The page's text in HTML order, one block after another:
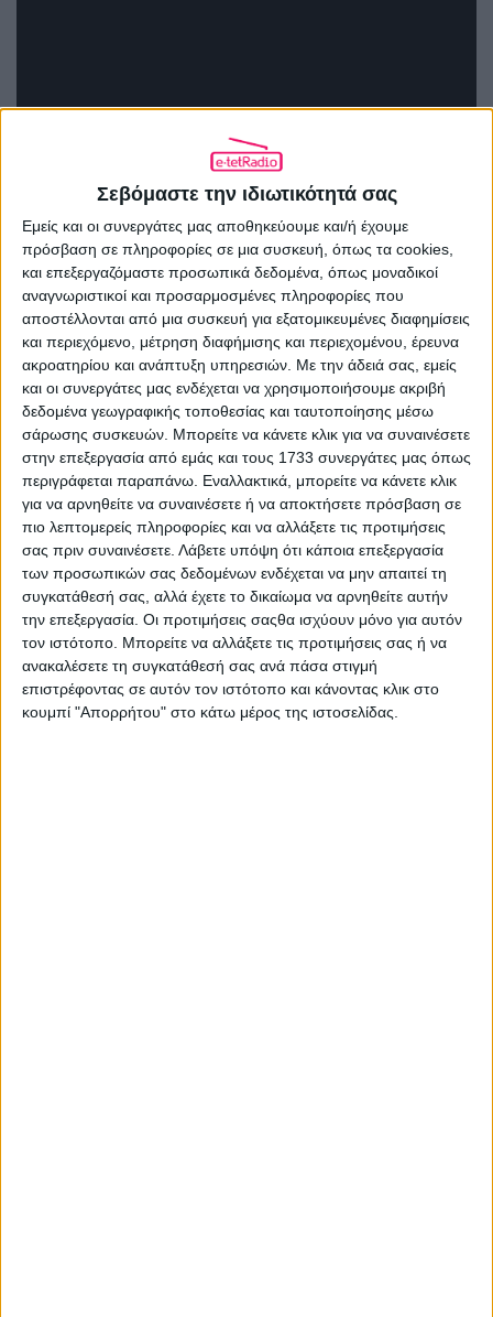
Σεβόμαστε την ιδιωτικότητά σας
Εμείς και οι συνεργάτες μας αποθηκεύουμε και/ή έχουμε
πρόσβαση σε πληροφορίες σε μια συσκευή, όπως τα cookies,
και επεξεργαζόμαστε προσωπικά δεδομένα, όπως μοναδικοί
αναγνωριστικοί και προσαρμοσμένες πληροφορίες που
αποστέλλονται από μια συσκευή για εξατομικευμένες διαφημίσεις
και περιεχόμενο, μέτρηση διαφήμισης και περιεχομένου, έρευνα
ακροατηρίου και ανάπτυξη υπηρεσιών. Με την άδειά σας, εμείς
και οι συνεργάτες μας ενδέχεται να χρησιμοποιήσουμε ακριβή
δεδομένα γεωγραφικής τοποθεσίας και ταυτοποίησης μέσω
σάρωσης συσκευών. Μπορείτε να κάνετε κλικ για να συναινέσετε
στην επεξεργασία από εμάς και τους 1733 συνεργάτες μας όπως
περιγράφεται παραπάνω. Εναλλακτικά, μπορείτε να κάνετε κλικ
για να αρνηθείτε να συναινέσετε ή να αποκτήσετε πρόσβαση σε
πιο λεπτομερείς πληροφορίες και να αλλάξετε τις προτιμήσεις
σας πριν συναινέσετε. Λάβετε υπόψη ότι κάποια επεξεργασία
των προσωπικών σας δεδομένων ενδέχεται να μην απαιτεί τη
συγκατάθεσή σας, αλλά έχετε το δικαίωμα να αρνηθείτε αυτήν
την επεξεργασία. Οι προτιμήσεις σαςθα ισχύουν μόνο για αυτόν
τον ιστότοπο. Μπορείτε να αλλάξετε τις προτιμήσεις σας ή να
ανακαλέσετε τη συγκατάθεσή σας ανά πάσα στιγμή
επιστρέφοντας σε αυτόν τον ιστότοπο και κάνοντας κλικ στο
κουμπί "Απορρήτου" στο κάτω μέρος της ιστοσελίδας.
ΕισιτήριαΕΔΩ
ΔΙΑΒΑΣΤΕ ΕΠΙΣΗΣ
Μέγαρο Μουσικής: Τα Highlights του νέου
καλλιτεχνικού προγράμματος
Πλατεία Νερού τέλος
Φωτορεπορτάζ από το φινάλε του Release Athens
στην Πλατεία Νερού
«Brand New Music»